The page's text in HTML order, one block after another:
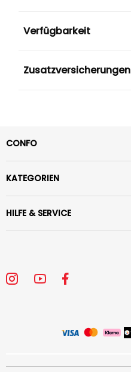
Verfügbarkeit
Zusatzversicherungen
CONFO
KATEGORIEN
HILFE & SERVICE